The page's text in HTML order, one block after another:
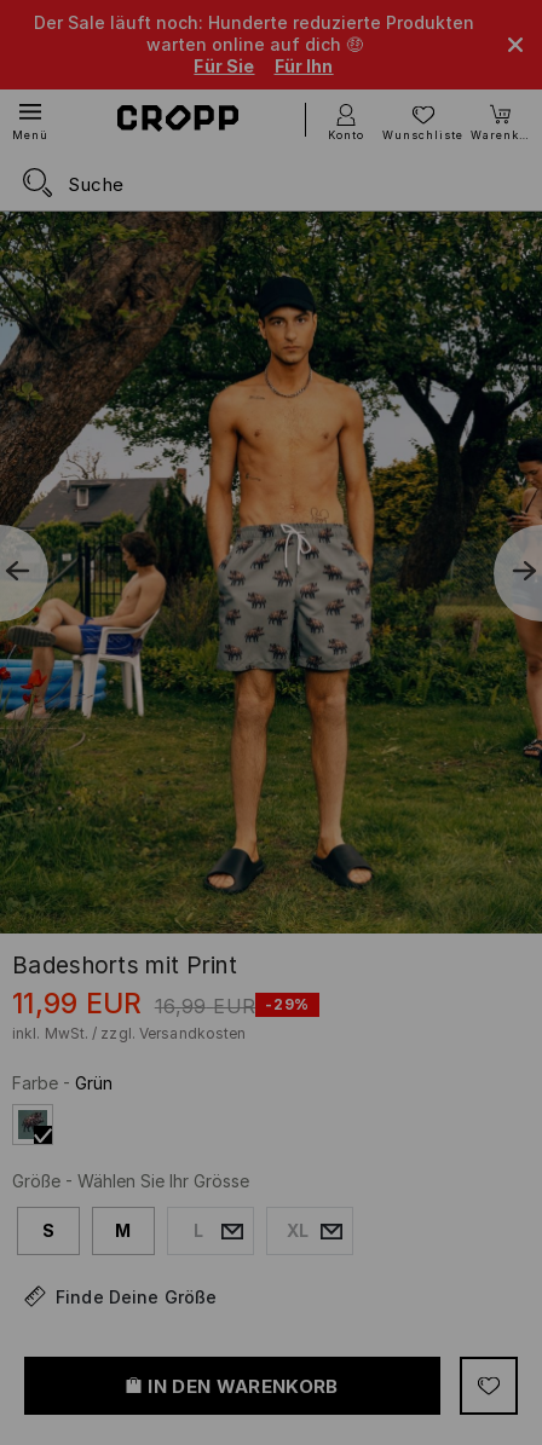
Der Sale läuft noch: Hunderte reduzierte Produkten
warten online auf dich 🤑
Für Sie
Für Ihn
Menü Konto Wunschliste Warenkorb
Badeshorts mit Print
11,99 EUR 16,99 EUR -29%
inkl. MwSt. / zzgl. Versandkosten
Farbe - Grün
Größe - Wählen Sie Ihr Grösse
S M L XL
Finde Deine Größe
IN DEN WARENKORB